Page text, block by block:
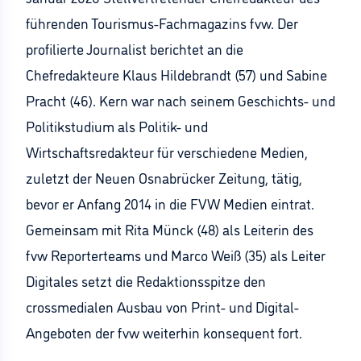
führenden Tourismus-Fachmagazins fvw. Der
profilierte Journalist berichtet an die
Chefredakteure Klaus Hildebrandt (57) und Sabine
Pracht (46). Kern war nach seinem Geschichts- und
Politikstudium als Politik- und
Wirtschaftsredakteur für verschiedene Medien,
zuletzt der Neuen Osnabrücker Zeitung, tätig,
bevor er Anfang 2014 in die FVW Medien eintrat.
Gemeinsam mit Rita Münck (48) als Leiterin des
fvw Reporterteams und Marco Weiß (35) als Leiter
Digitales setzt die Redaktionsspitze den
crossmedialen Ausbau von Print- und Digital-
Angeboten der fvw weiterhin konsequent fort.